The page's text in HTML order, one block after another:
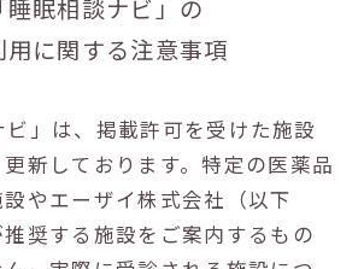
「睡眠相談ナビ」の
用に関する注意事項
ビ」は、掲載許可を受けた施設
新しております。特定の医薬品
やエーザイ株式会社（以下
推奨する施設をご案内するもの